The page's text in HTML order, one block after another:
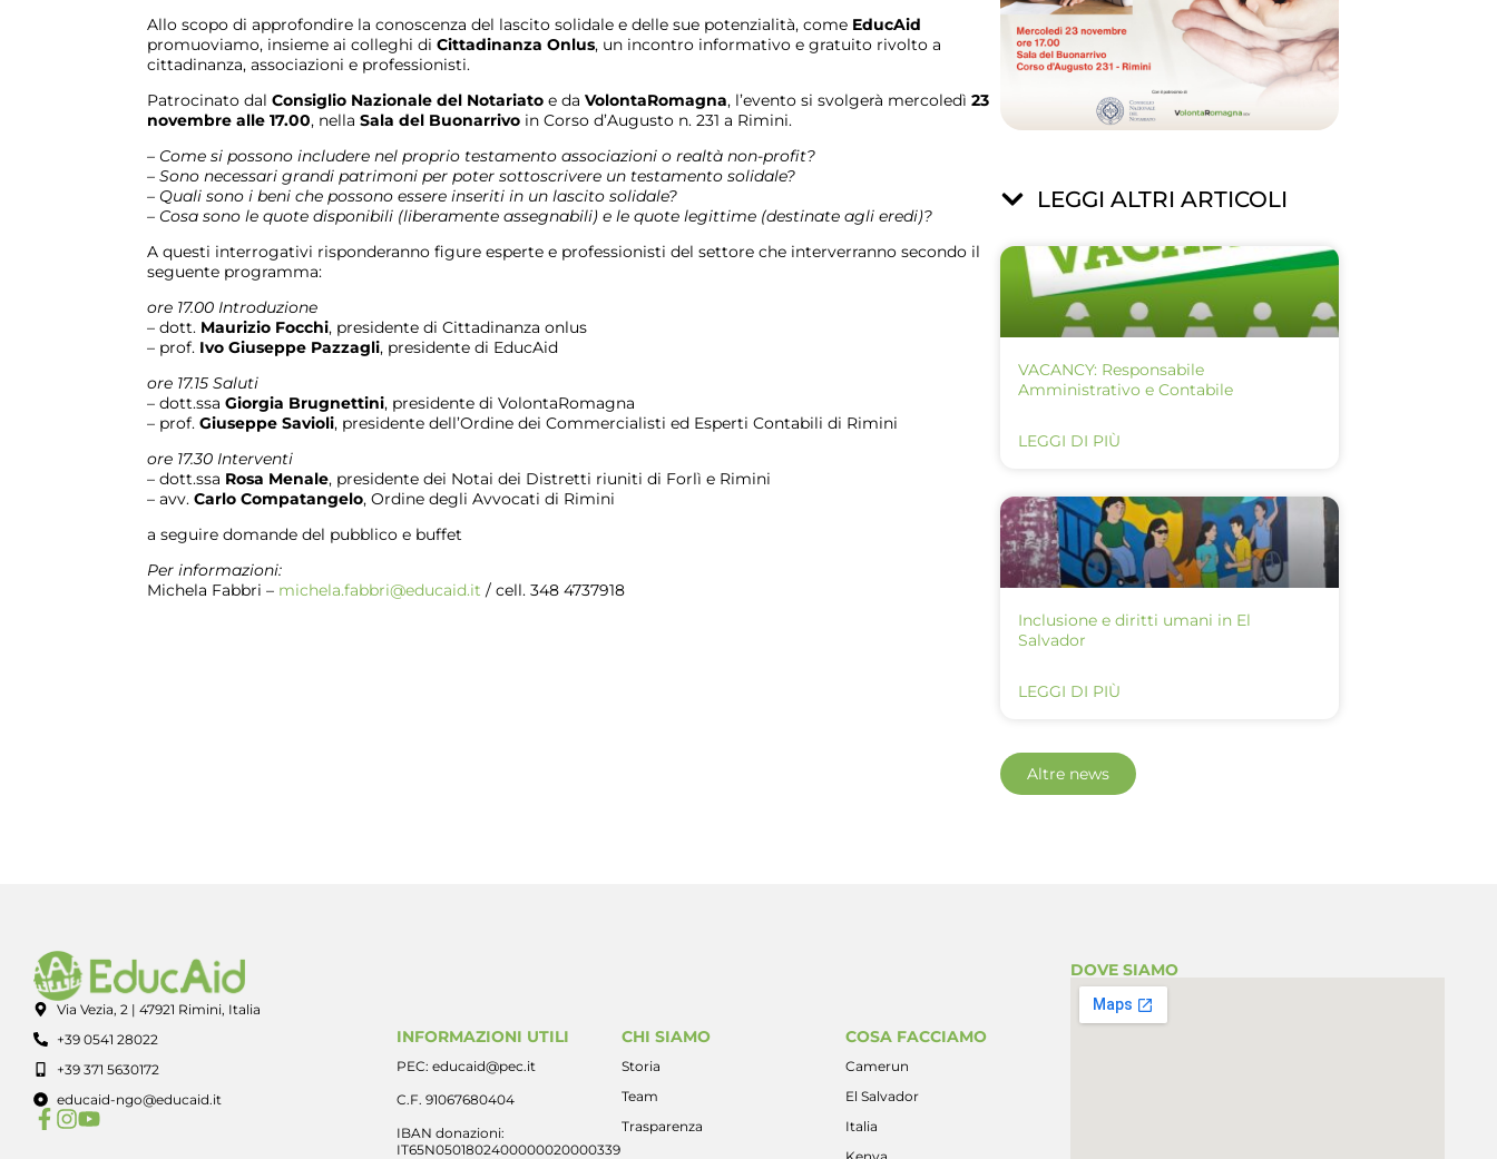
Allo scopo di approfondire la conoscenza del lascito solidale e delle sue potenzialità, come EducAid
promuoviamo, insieme ai colleghi di Cittadinanza Onlus, un incontro informativo e gratuito rivolto a
cittadinanza, associazioni e professionisti.
Patrocinato dal Consiglio Nazionale del Notariato e da VolontaRomagna, l’evento si svolgerà mercoledì 23
novembre alle 17.00, nella Sala del Buonarrivo in Corso d’Augusto n. 231 a Rimini.
– Come si possono includere nel proprio testamento associazioni o realtà non-profit?
– Sono necessari grandi patrimoni per poter sottoscrivere un testamento solidale?
– Quali sono i beni che possono essere inseriti in un lascito solidale?
– Cosa sono le quote disponibili (liberamente assegnabili) e le quote legittime (destinate agli eredi)?
A questi interrogativi risponderanno figure esperte e professionisti del settore che interverranno secondo il
seguente programma:
ore 17.00 Introduzione
– dott. Maurizio Focchi, presidente di Cittadinanza onlus
– prof. Ivo Giuseppe Pazzagli, presidente di EducAid
ore 17.15 Saluti
– dott.ssa Giorgia Brugnettini, presidente di VolontaRomagna
– prof. Giuseppe Savioli, presidente dell’Ordine dei Commercialisti ed Esperti Contabili di Rimini
ore 17.30 Interventi
– dott.ssa Rosa Menale, presidente dei Notai dei Distretti riuniti di Forlì e Rimini
– avv. Carlo Compatangelo, Ordine degli Avvocati di Rimini
a seguire domande del pubblico e buffet
Per informazioni:
Michela Fabbri – michela.fabbri@educaid.it / cell. 348 4737918
LEGGI ALTRI ARTICOLI
VACANCY: Responsabile
Amministrativo e Contabile
LEGGI DI PIÙ
Inclusione e diritti umani in El
Salvador
LEGGI DI PIÙ
Altre news
Via Vezia, 2 | 47921 Rimini, Italia
+39 0541 28022
+39 371 5630172
educaid-ngo@educaid.it
INFORMAZIONI UTILI
PEC: educaid@pec.it
C.F. 91067680404
IBAN donazioni:
IT65N0501802400000020000339
CHI SIAMO
Storia
Team
Trasparenza
COSA FACCIAMO
Camerun
El Salvador
Italia
DOVE SIAMO